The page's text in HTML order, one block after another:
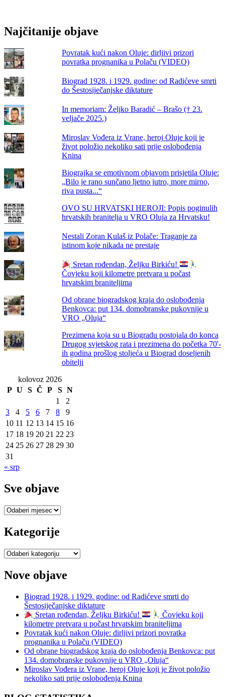
Najčitanije objave
Povratak kući nakon Oluje: dirljivi prizori
povratka prognanika u Polaču (VIDEO)
Biograd 1928. i 1929. godine: od Radićeve smrti
do Šestosiječanjske diktature
In memoriam: Željko Baradić – Brašo († 23.
veljače 2025.)
Miroslav Vođera iz Vrane, heroj Oluje koji je
život položio nekoliko sati prije oslobođenja
Knina
Biograjka se emotivnom objavom prisjetila Oluje:
„Bilo je rano sunčano ljetno jutro, more mirno,
riva pusta...“
OVO SU HRVATSKI HEROJI: Popis poginulih
hrvatskih branitelja u VRO Oluja za Hrvatsku!
Nestali Zoran Kulaš iz Polače: Traganje za
istinom koje nikada ne prestaje
Sretan rođendan, Željku Birkiću!
Čovjeku koji kilometre pretvara u počast
hrvatskim braniteljima
Od obrane biogradskog kraja do oslobođenja
Benkovca: put 134. domobranske pukovnije u
VRO „Oluja“
Prezimena koja su u Biogradu postojala do konca
Drugog svjetskog rata i prezimena do početka 70'-
ih godina prošlog stoljeća u Biograd doseljenih
obitelji
kolovoz 2026
P U S Č P S N
1
2
3
4 5 6 7 8
9
10 11 12 13 14 15 16
17 18 19 20 21 22 23
24 25 26 27 28 29 30
31
« srp
Sve objave
Sve
Kategorije
Kategorije
Nove objave
Biograd 1928. i 1929. godine: od Radićeve smrti do
Šestosiječanjske diktature
Sretan rođendan, Željku Birkiću!
Čovjeku koji
kilometre pretvara u počast hrvatskim braniteljima
Povratak kući nakon Oluje: dirljivi prizori povratka
prognanika u Polaču (VIDEO)
Od obrane biogradskog kraja do oslobođenja Benkovca: put
134. domobranske pukovnije u VRO „Oluja“
Miroslav Vođera iz Vrane, heroj Oluje koji je život položio
nekoliko sati prije oslobođenja Knina